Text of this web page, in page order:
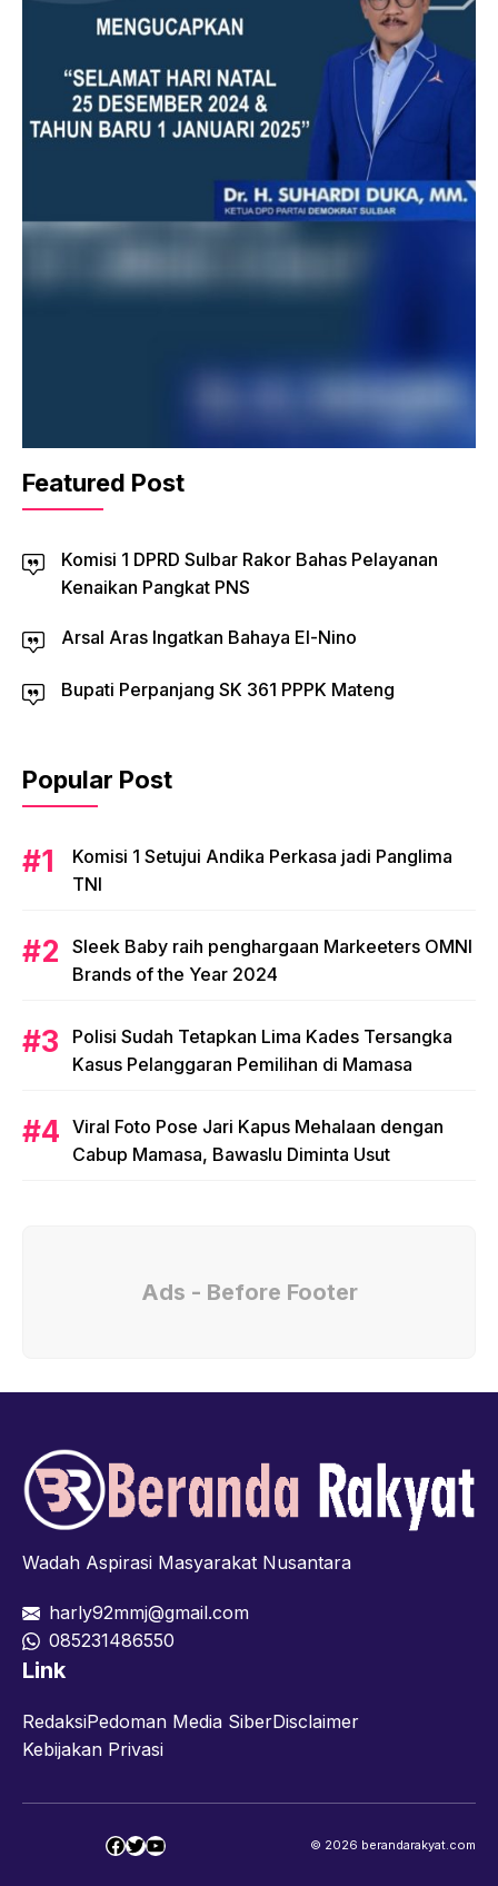
Featured Post
Komisi 1 DPRD Sulbar Rakor Bahas Pelayanan
Kenaikan Pangkat PNS
Arsal Aras Ingatkan Bahaya El-Nino
Bupati Perpanjang SK 361 PPPK Mateng
Popular Post
Komisi 1 Setujui Andika Perkasa jadi Panglima
TNI
Sleek Baby raih penghargaan Markeeters OMNI
Brands of the Year 2024
Polisi Sudah Tetapkan Lima Kades Tersangka
Kasus Pelanggaran Pemilihan di Mamasa
Viral Foto Pose Jari Kapus Mehalaan dengan
Cabup Mamasa, Bawaslu Diminta Usut
Ads - Before Footer
Wadah Aspirasi Masyarakat Nusantara
harly92mmj@gmail.com
085231486550
Link
RedaksiPedoman Media SiberDisclaimer
Kebijakan Privasi
Facebook
Twitter
YouTube © 2026 berandarakyat.com